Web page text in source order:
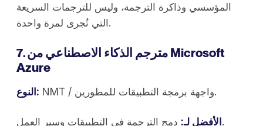
المؤسسي وذاكرة الترجمة، وليس للترجمات السريعة
التي تُجرى لمرة واحدة.
7. مترجم الذكاء الاصطناعي من Microsoft
Azure
النوع: NMT / واجهة برمجة التطبيقات للمطورين.
الأفضل لـ:دمج الترجمة في التطبيقات وسير العمل.